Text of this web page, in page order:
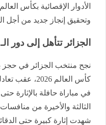
الأدوار الإقصائية بكأس
وتحقيق إنجاز جديد من أجل
الجزائر تتأهل إلى دور الـ 32 من كأس العالم
في مباراة حافلة بالإثارة
الثالثة والأخيرة من
شهدت إثارة كبيرة حتى